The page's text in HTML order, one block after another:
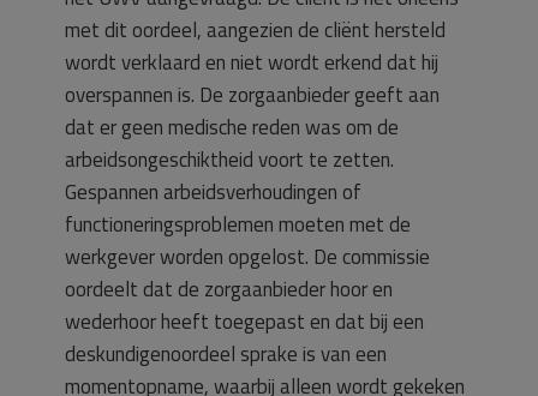
met dit oordeel, aangezien de cliënt hersteld
wordt verklaard en niet wordt erkend dat hij
overspannen is. De zorgaanbieder geeft aan
dat er geen medische reden was om de
arbeidsongeschiktheid voort te zetten.
Gespannen arbeidsverhoudingen of
functioneringsproblemen moeten met de
werkgever worden opgelost. De commissie
oordeelt dat de zorgaanbieder hoor en
wederhoor heeft toegepast en dat bij een
deskundigenoordeel sprake is van een
momentopname, waarbij alleen wordt gekeken